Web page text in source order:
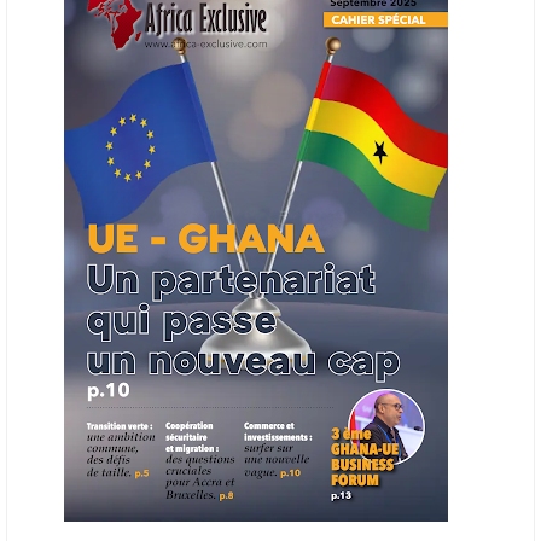
entreprises du continent dans les marchés du secteur énergétique.
Cet outil permettra de recenser les entreprises africaines opérant dans
la chaîne de valeur énergétique et de publier des appels d’offres
ouverts en priorité aux sociétés du continent. Le projet est en phase
finale de développement et devrait aboutir, d’ici fin 2026 ou début
2027, à un bulletin africain des appels d’offres dans le secteur de
l’énergie.
06/06/26 AFRICA FINANCE CORPORATION
Cette semaine, Africa Finance Corporation (AFC) a annoncé avoir
bouclé un prêt syndiqué de 2 milliards de dollars, la plus importante
levée de son histoire. Initialement calibrée à 1,6 milliard, l'opération a
été relevée de 400 millions face à l'afflux des souscriptions de
banques internationales. Plus du tiers des fonds proviennent
d'institutions financières asiatiques, à parts égales avec l'Europe.
L'Asie-Pacifique et l'Europe pèsent chacune 35 % du tour de table,
devant le Moyen-Orient (25 %) et l'Afrique (5 %), selon le communiqué
de l'institution panafricaine, qui compte 48 pays membres.
ECHANGES AFRIQUE - UE